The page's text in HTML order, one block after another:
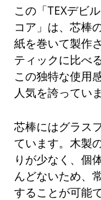
この「TEXデビ
コア」は、芯棒
紙を巻いて製作
ティックに比べ
この独特な使用
人気を誇っていま
芯棒にはグラス
ています。木製
りが少なく、個
んどないため、
することが可能